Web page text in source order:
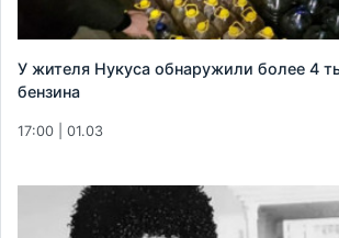
У жителя Нукуса обнаружили более 4
бензина
17:00 | 01.03